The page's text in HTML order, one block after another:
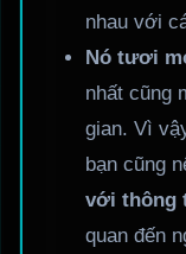
nhau với
Nó tươi
nhất cũng
gian. Vì
bạn cũng
với thông
quan đến